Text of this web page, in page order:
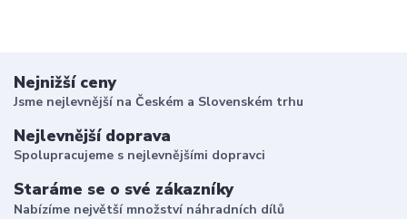
Nejnižší ceny
Jsme nejlevnější na Českém a Slovenském trhu
Nejlevnější doprava
Spolupracujeme s nejlevnějšími dopravci
Staráme se o své zákazníky
Nabízíme největší množství náhradních dílů